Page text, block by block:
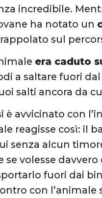
incredibile.
ha notato un
sul
era caduto
a saltare fuori
salti ancora da
è avvicinato con
reagisse così: il
senza alcun
se volesse
fuori dai
con l’animale